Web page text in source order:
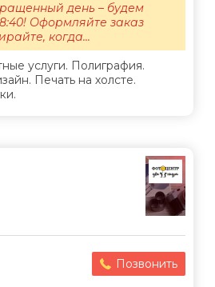
услуги. Полиграфия.
Печать на холсте.
день – будем
Оформляйте заказ
когда...
Позвонить